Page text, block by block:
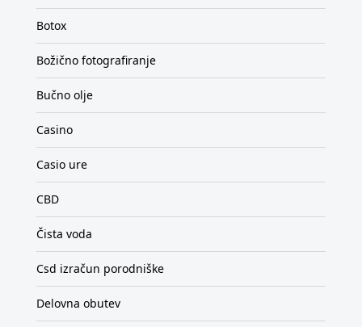
Botox
Božično fotografiranje
Bučno olje
Casino
Casio ure
CBD
Čista voda
Csd izračun porodniške
Delovna obutev